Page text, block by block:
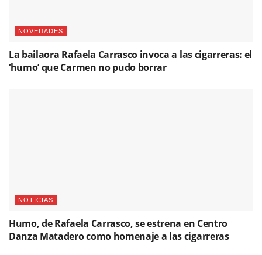
NOVEDADES
La bailaora Rafaela Carrasco invoca a las cigarreras: el
‘humo’ que Carmen no pudo borrar
NOTICIAS
Humo, de Rafaela Carrasco, se estrena en Centro
Danza Matadero como homenaje a las cigarreras